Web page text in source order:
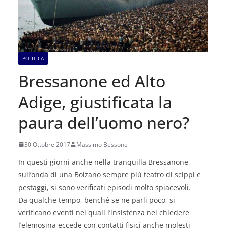
POLITICA
Bressanone ed Alto
Adige, giustificata la
paura dell’uomo nero?
30 Ottobre 2017 Massimo Bessone
In questi giorni anche nella tranquilla Bressanone,
sull’onda di una Bolzano sempre più teatro di scippi e
pestaggi, si sono verificati episodi molto spiacevoli.
Da qualche tempo, benché se ne parli poco, si
verificano eventi nei quali l’insistenza nel chiedere
l’elemosina eccede con contatti fisici anche molesti